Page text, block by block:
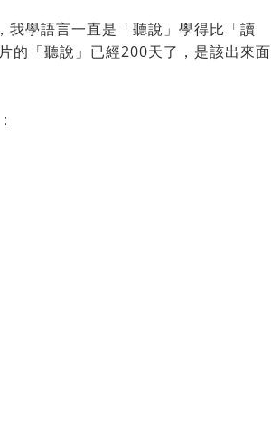
學語言一直是「聽說」學得比「讀
的「聽說」已經200天了，是該出來面